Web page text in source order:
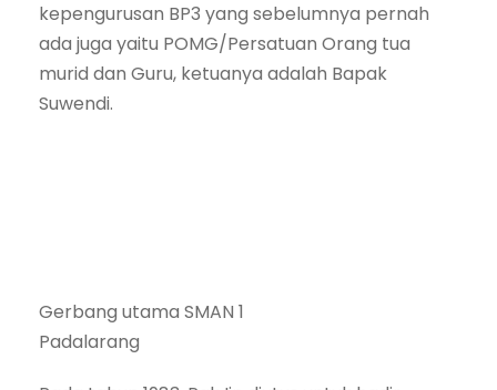
kepengurusan BP3 yang sebelumnya pernah
ada juga yaitu POMG/Persatuan Orang tua
murid dan Guru, ketuanya adalah Bapak
Suwendi.
Gerbang utama SMAN 1
Padalarang